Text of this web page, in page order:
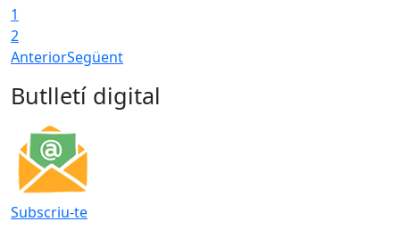
1
2
AnteriorSegüent
Butlletí digital
Subscriu-te